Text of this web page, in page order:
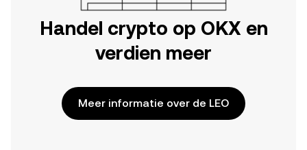
Handel crypto op OKX en
verdien meer
Meer informatie over de LEO